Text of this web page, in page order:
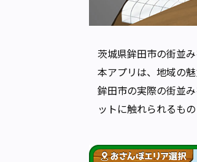
茨城県鉾田市の街並
本アプリは、地域の
鉾田市の実際の街並
ットに触れられるもの